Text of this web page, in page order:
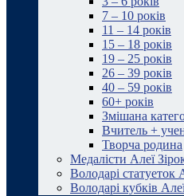
7 – 10 років
11 – 14 років
15 – 18 років
19 – 25 років
26 – 39 років
40 – 59 років
60+ років
Змішана
Вчитель +
Творча родина
Медалісти Алеї
Володарі статуеток
Володарі кубків